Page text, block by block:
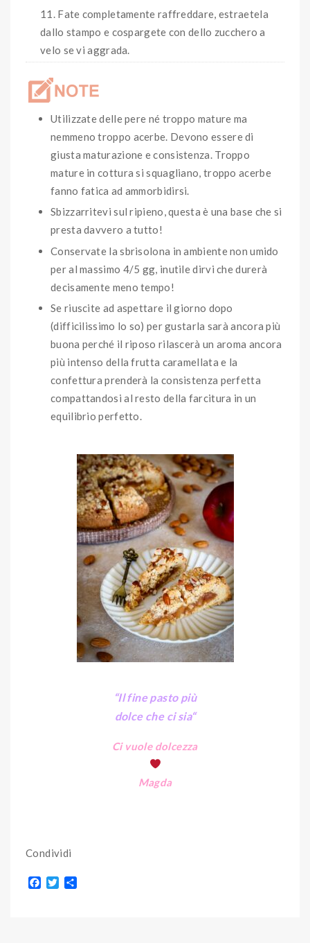
Fate completamente raffreddare, estraetela
dallo stampo e cospargete con dello zucchero a
velo se vi aggrada.
Utilizzate delle pere né troppo mature ma
nemmeno troppo acerbe. Devono essere di
giusta maturazione e consistenza. Troppo
mature in cottura si squagliano, troppo acerbe
fanno fatica ad ammorbidirsi.
Sbizzarritevi sul ripieno, questa è una base che si
presta davvero a tutto!
Conservate la sbrisolona in ambiente non umido
per al massimo 4/5 gg, inutile dirvi che durerà
decisamente meno tempo!
Se riuscite ad aspettare il giorno dopo
(difficilissimo lo so) per gustarla sarà ancora più
buona perché il riposo rilascerà un aroma ancora
più intenso della frutta caramellata e la
confettura prenderà la consistenza perfetta
compattandosi al resto della farcitura in un
equilibrio perfetto.
“Il fine pasto più
dolce che ci sia“
Ci vuole dolcezza
Magda
Condividi
F
T